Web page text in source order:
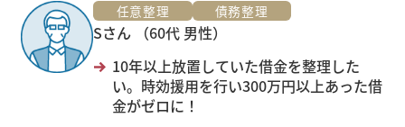
任意整理 債務整理
Sさん （60代 男性）
10年以上放置していた借金を整理した
い。時効援用を行い300万円以上あった借
金がゼロに！